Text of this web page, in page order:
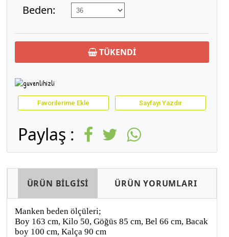
Beden:
TÜKENDİ
Favorilerime Ekle Sayfayı Yazdır
Paylaş :
ÜRÜN BİLGİSİ ÜRÜN YORUMLARI
Manken beden ölçüleri;
Boy 163 cm, Kilo 50, Göğüs 85 cm, Bel 66 cm, Bacak
boy 100 cm, Kalça 90 cm